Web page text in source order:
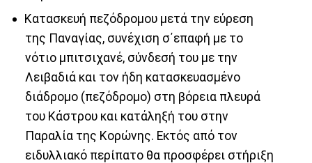
Κατασκευή πεζόδρομου μετά την εύρεση
της Παναγίας, συνέχιση σ΄επαφή με το
νότιο μπιτσιχανέ, σύνδεσή του με την
Λειβαδιά και τον ήδη κατασκευασμένο
διάδρομο (πεζόδρομο) στη βόρεια πλευρά
του Κάστρου και κατάληξή του στην
Παραλία της Κορώνης. Εκτός από τον
ειδυλλιακό περίπατο θα προσφέρει στήριξη